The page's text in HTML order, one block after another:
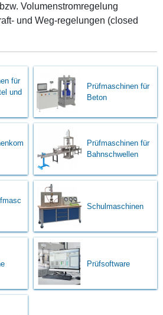
Volumenstromregelung
und Weg-regelungen (closed
für
und
Prüfmaschinen für
Beton
Prüfmaschinen für
Bahnschwellen
Schulmaschinen
Prüfsoftware